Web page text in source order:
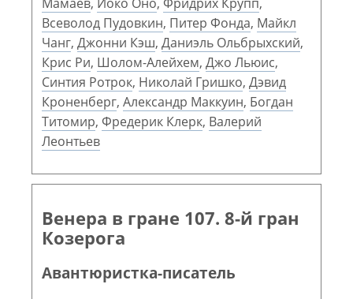
Всеволод Пудовкин, Питер Фонда, Майкл
Чанг, Джонни Кэш, Даниэль Ольбрыхский,
Крис Ри, Шолом-Алейхем, Джо Льюис,
Синтия Ротрок, Николай Гришко, Дэвид
Кроненберг, Александр Маккуин, Богдан
Титомир, Фредерик Клерк, Валерий
Леонтьев
Венера в гране 107. 8-й гран
Козерога
Авантюристка-писатель